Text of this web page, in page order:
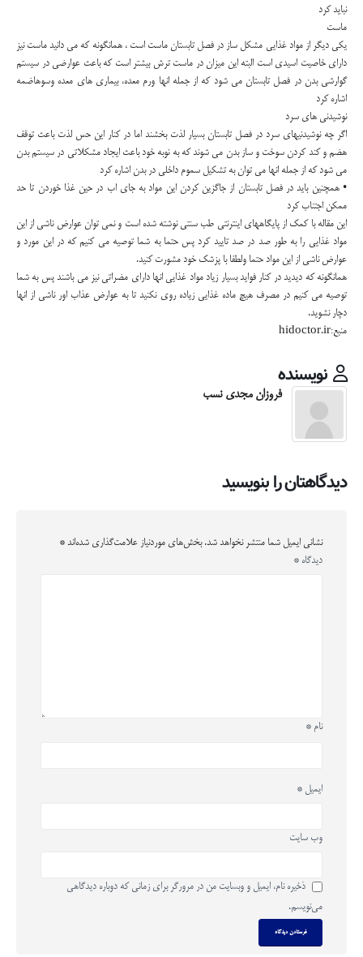
نباید کرد
ماست
یکی دیگر از مواد غذایی مشکل ساز در فصل تابستان ماست است ، همانگونه که می دانید ماست نیز
دارای خاصیت اسیدی است البته این میزان در ماست ترش بیشتر است که باعث عوارضی در سیستم
گوارشی بدن در فصل تابستان می شود که از جمله انها ورم معده، بیماری های معده وسوهاضمه
اشاره کرد
نوشیدنی های سرد
اگر چه نوشیدنیهای سرد در فصل تابستان بسیار لذت بخشند اما در کنار این حس لذت باعث توقف
هضم و کند کردن سوخت و ساز بدن می شوند که به نوبه خود باعث ایجاد مشکلاتی در سیستم بدن
می شود که از جمله انها می توان به تشکیل سموم داخلی در بدن اشاره کرد
• همچنین باید در فصل تابستان از جاگزین کردن این مواد به جای اب در حین غذا خوردن تا حد
ممکن اجتناب کرد
این مقاله با کمک از پایگاههای اینترنتی طب سنتی نوشته شده است و نمی توان عوارض ناشی از این
مواد غذایی را به طور صد در صد تایید کرد پس حتما به شما توصیه می کنیم که در این مورد و
عوارض ناشی از این مواد حتما ولطفا با پزشک خود مشورت کنید.
همانگونه که دیدید در کنار فواید بسیار زیاد مواد غذایی انها دارای مضراتی نیز می باشند پس به شما
توصیه می کنیم در مصرف هیچ ماده غذایی زیاده روی نکنید تا به عوارض عذاب اور ناشی از انها
دچار نشوید.
منبع:hidoctor.ir
نویسنده
فروزان مجدی نسب
دیدگاهتان را بنویسید
نشانی ایمیل شما منتشر نخواهد شد. بخش‌های موردنیاز علامت‌گذاری شده‌اند *
دیدگاه *
نام *
ایمیل *
وب‌ سایت
ذخیره نام، ایمیل و وبسایت من در مرورگر برای زمانی که دوباره دیدگاهی
می‌نویسم.